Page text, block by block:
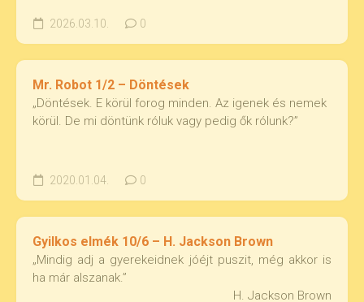
2026.03.10. 0
Mr. Robot 1/2 – Döntések
„Döntések. E körül forog minden. Az igenek és nemek
körül. De mi döntünk róluk vagy pedig ők rólunk?”
2020.01.04. 0
Gyilkos elmék 10/6 – H. Jackson Brown
„Mindig adj a gyerekeidnek jóéjt puszit, még akkor is
ha már alszanak.”
H. Jackson Brown